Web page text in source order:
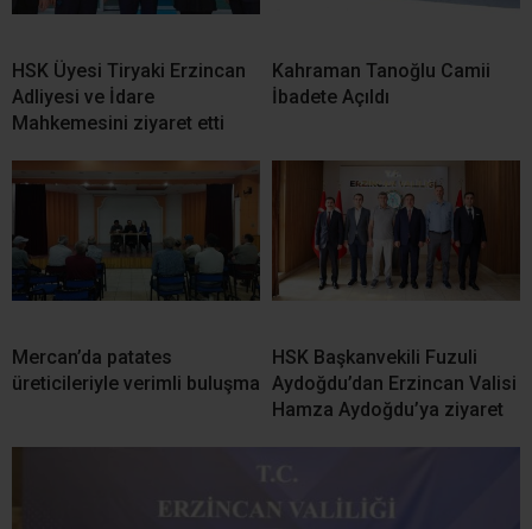
HSK Üyesi Tiryaki Erzincan
Adliyesi ve İdare
Mahkemesini ziyaret etti
Kahraman Tanoğlu Camii
İbadete Açıldı
Mercan’da patates
üreticileriyle verimli buluşma
HSK Başkanvekili Fuzuli
Aydoğdu’dan Erzincan Valisi
Hamza Aydoğdu’ya ziyaret